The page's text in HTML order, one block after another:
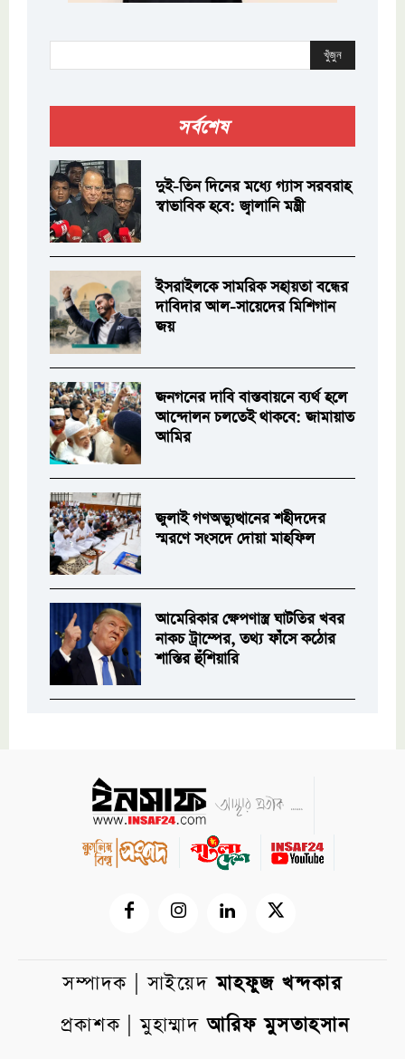
খুঁজুন
সর্বশেষ
দুই-তিন দিনের মধ্যে গ্যাস সরবরাহ
স্বাভাবিক হবে: জ্বালানি মন্ত্রী
ইসরাইলকে সামরিক সহায়তা বন্ধের
দাবিদার আল-সায়েদের মিশিগান
জয়
জনগনের দাবি বাস্তবায়নে ব্যর্থ হলে
আন্দোলন চলতেই থাকবে: জামায়াত
আমির
জুলাই গণঅভ্যুত্থানের শহীদদের
স্মরণে সংসদে দোয়া মাহফিল
আমেরিকার ক্ষেপণাস্ত্র ঘাটতির খবর
নাকচ ট্রাম্পের, তথ্য ফাঁসে কঠোর
শাস্তির হুঁশিয়ারি
সম্পাদক | সাইয়েদমাহফুজ খন্দকার
প্রকাশক | মুহাম্মাদআরিফ মুসতাহসান